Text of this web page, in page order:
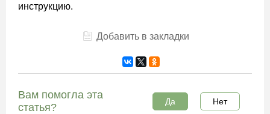
инструкцию.
Добавить в закладки
Вам помогла эта
статья?
Да Нет